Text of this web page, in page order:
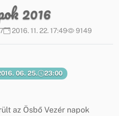
2016
2016. 11. 22. 17:49 9149
06. 25. 23:00
az Ösbő Vezér napok